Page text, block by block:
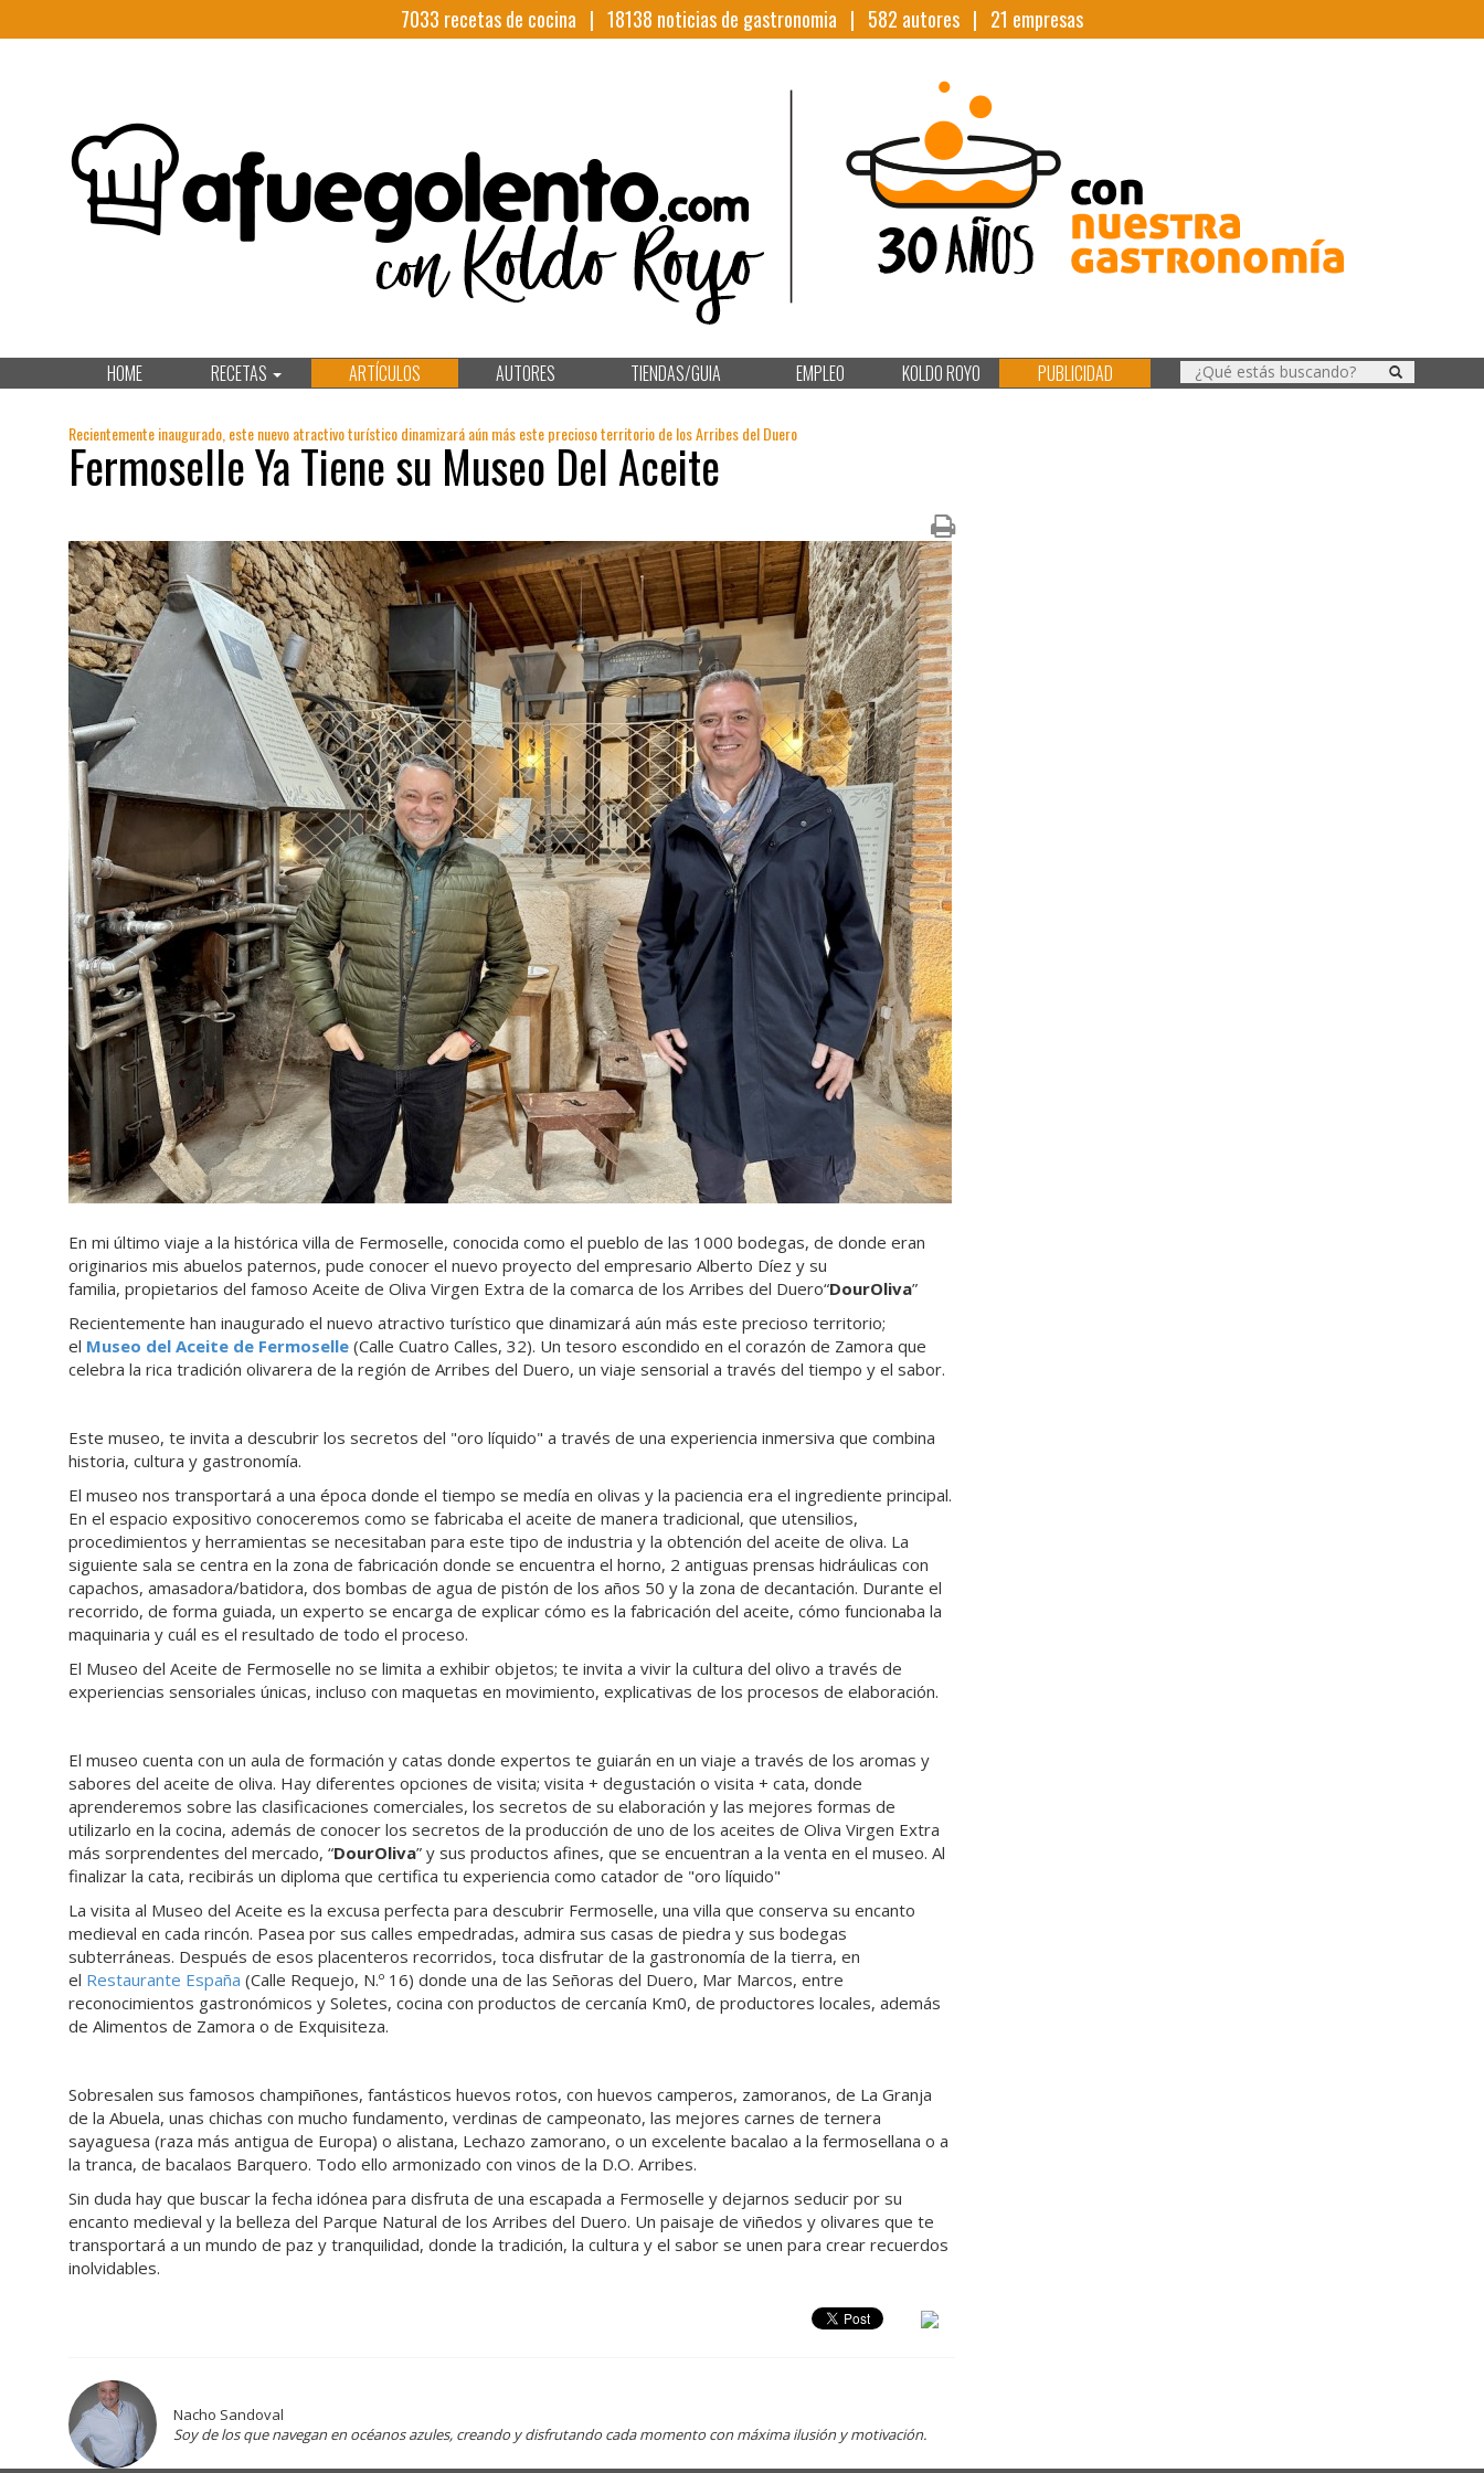
7033 recetas de cocina | 18138 noticias de gastronomia | 582 autores | 21 empresas
HOME RECETAS ARTÍCULOS AUTORES TIENDAS/GUIA EMPLEO KOLDO ROYO PUBLICIDAD
Recientemente inaugurado, este nuevo atractivo turístico dinamizará aún más este precioso territorio de los Arribes del Duero
Fermoselle Ya Tiene su Museo Del Aceite
En mi último viaje a la histórica villa de Fermoselle, conocida como el pueblo de las 1000 bodegas, de donde eran
originarios mis abuelos paternos, pude conocer el nuevo proyecto del empresario Alberto Díez y su
familia, propietarios del famoso Aceite de Oliva Virgen Extra de la comarca de los Arribes del Duero“DourOliva”
Recientemente han inaugurado el nuevo atractivo turístico que dinamizará aún más este precioso territorio;
el Museo del Aceite de Fermoselle (Calle Cuatro Calles, 32). Un tesoro escondido en el corazón de Zamora que
celebra la rica tradición olivarera de la región de Arribes del Duero, un viaje sensorial a través del tiempo y el sabor.
Este museo, te invita a descubrir los secretos del "oro líquido" a través de una experiencia inmersiva que combina
historia, cultura y gastronomía.
El museo nos transportará a una época donde el tiempo se medía en olivas y la paciencia era el ingrediente principal.
En el espacio expositivo conoceremos como se fabricaba el aceite de manera tradicional, que utensilios,
procedimientos y herramientas se necesitaban para este tipo de industria y la obtención del aceite de oliva. La
siguiente sala se centra en la zona de fabricación donde se encuentra el horno, 2 antiguas prensas hidráulicas con
capachos, amasadora/batidora, dos bombas de agua de pistón de los años 50 y la zona de decantación. Durante el
recorrido, de forma guiada, un experto se encarga de explicar cómo es la fabricación del aceite, cómo funcionaba la
maquinaria y cuál es el resultado de todo el proceso.
El Museo del Aceite de Fermoselle no se limita a exhibir objetos; te invita a vivir la cultura del olivo a través de
experiencias sensoriales únicas, incluso con maquetas en movimiento, explicativas de los procesos de elaboración.
El museo cuenta con un aula de formación y catas donde expertos te guiarán en un viaje a través de los aromas y
sabores del aceite de oliva. Hay diferentes opciones de visita; visita + degustación o visita + cata, donde
aprenderemos sobre las clasificaciones comerciales, los secretos de su elaboración y las mejores formas de
utilizarlo en la cocina, además de conocer los secretos de la producción de uno de los aceites de Oliva Virgen Extra
más sorprendentes del mercado, “DourOliva” y sus productos afines, que se encuentran a la venta en el museo. Al
finalizar la cata, recibirás un diploma que certifica tu experiencia como catador de "oro líquido"
La visita al Museo del Aceite es la excusa perfecta para descubrir Fermoselle, una villa que conserva su encanto
medieval en cada rincón. Pasea por sus calles empedradas, admira sus casas de piedra y sus bodegas
subterráneas. Después de esos placenteros recorridos, toca disfrutar de la gastronomía de la tierra, en
el Restaurante España (Calle Requejo, N.º 16) donde una de las Señoras del Duero, Mar Marcos, entre
reconocimientos gastronómicos y Soletes, cocina con productos de cercanía Km0, de productores locales, además
de Alimentos de Zamora o de Exquisiteza.
Sobresalen sus famosos champiñones, fantásticos huevos rotos, con huevos camperos, zamoranos, de La Granja
de la Abuela, unas chichas con mucho fundamento, verdinas de campeonato, las mejores carnes de ternera
sayaguesa (raza más antigua de Europa) o alistana, Lechazo zamorano, o un excelente bacalao a la fermosellana o a
la tranca, de bacalaos Barquero. Todo ello armonizado con vinos de la D.O. Arribes.
Sin duda hay que buscar la fecha idónea para disfruta de una escapada a Fermoselle y dejarnos seducir por su
encanto medieval y la belleza del Parque Natural de los Arribes del Duero. Un paisaje de viñedos y olivares que te
transportará a un mundo de paz y tranquilidad, donde la tradición, la cultura y el sabor se unen para crear recuerdos
inolvidables.
Nacho Sandoval
Soy de los que navegan en océanos azules, creando y disfrutando cada momento con máxima ilusión y motivación.